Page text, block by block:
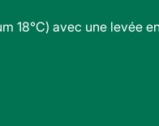
18°C) avec une levée